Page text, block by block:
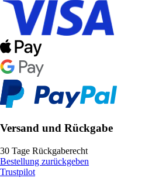
Versand und Rückgabe
30 Tage Rückgaberecht
Bestellung zurückgeben
Trustpilot